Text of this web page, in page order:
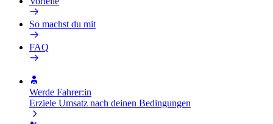
So machst du mit
FAQ
Werde Fahrer:in
Erziele Umsatz nach deinen Bedingungen